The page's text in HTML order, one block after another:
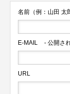
名前（例：山田 太
E-MAIL - 公開さ
URL